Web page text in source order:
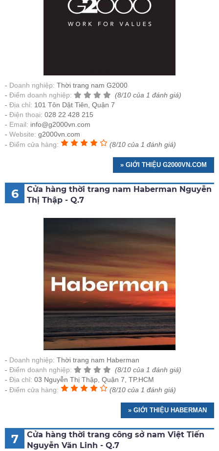
Doanh nghiệp: Thời trang nam G2000
Điểm doanh nghiệp:
(8/10 của 1 đánh giá)
Địa chỉ: 101 Tôn Dật Tiên, Quận 7
Điện thoại: 028 22 428 215
Email: info@g2000vn.com
Website: g2000vn.com
Điểm cửa hàng:
(8/10 của 1 đánh giá)
» GIỚI THIỆU G2000VN.COM
6
Cửa hàng thời trang nam Haberman Nguyễn
Thị Thập - Q.7
Doanh nghiệp: Thời trang nam Haberman
Điểm doanh nghiệp:
(8/10 của 1 đánh giá)
Địa chỉ: 03 Nguyễn Thị Thập, Quận 7, TP.HCM
Điểm cửa hàng:
(8/10 của 1 đánh giá)
» GIỚI THIỆU HABERMAN
7
Cửa hàng thời trang công sở nam Việt Tiến
Nguyễn Văn Linh - Q.7